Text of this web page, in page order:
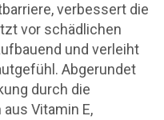
verbessert die
vor schädlichen
und verleiht
Abgerundet
durch die
Vitamin E,